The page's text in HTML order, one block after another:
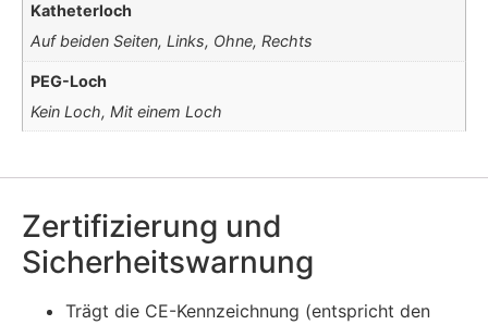
Katheterloch
Auf beiden Seiten, Links, Ohne, Rechts
PEG-Loch
Kein Loch, Mit einem Loch
Zertifizierung und
Sicherheitswarnung
Trägt die CE-Kennzeichnung (entspricht den